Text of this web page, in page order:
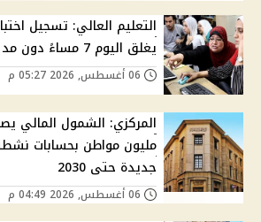
يغلق اليوم 7 مساءً دون مد للمهلة
مليون مواطن بحسابات
جديدة حتى 2030